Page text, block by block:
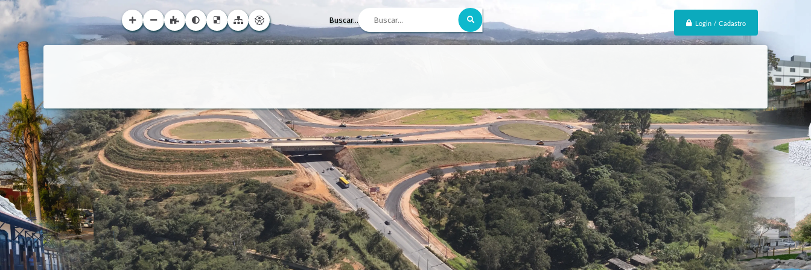
Login / Cadastro
Buscar...